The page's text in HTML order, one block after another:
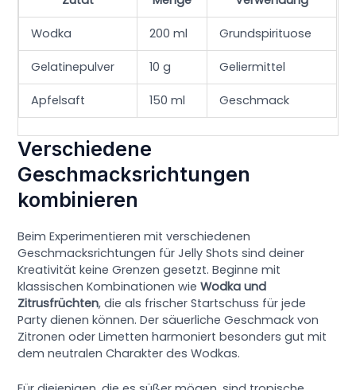
Wodka 200 ml Grundspirituose
Gelatinepulver 10 g Geliermittel
Apfelsaft 150 ml Geschmack
Verschiedene
Geschmacksrichtungen
kombinieren
Beim Experimentieren mit verschiedenen
Geschmacksrichtungen für Jelly Shots sind deiner
Kreativität keine Grenzen gesetzt. Beginne mit
klassischen Kombinationen wieWodka und
Zitrusfrüchten, die als frischer Startschuss für jede
Party dienen können. Der säuerliche Geschmack von
Zitronen oder Limetten harmoniert besonders gut mit
dem neutralen Charakter des Wodkas.